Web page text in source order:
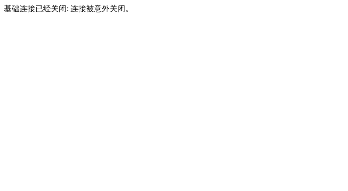
基础连接已经关闭: 连接被意外关闭。